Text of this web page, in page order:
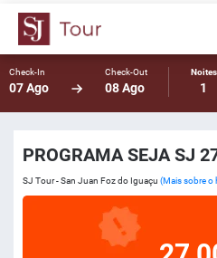
Check-In
07 Ago
Check-Out
08 Ago
Noites
1
PROGRAMA SEJA SJ
SJ Tour - San Juan Foz do Iguaçu (Mais sobre o